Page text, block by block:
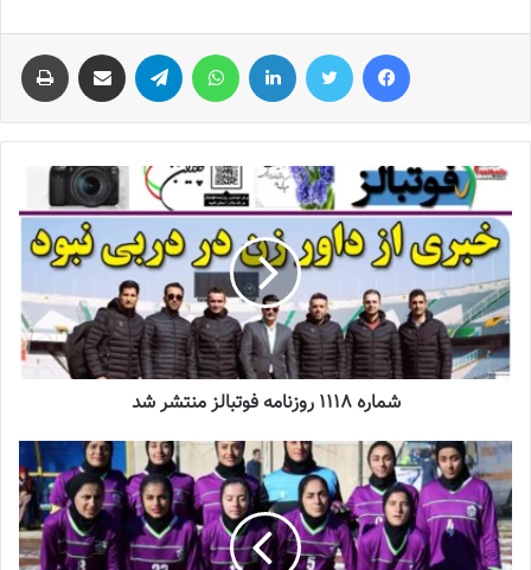
(شنبه) دومین روز رقابت‌ها بود و در اولین بازی، تیم‌های ملی ایران و
ویتنام رودرروی هم قرار گرفتند و با انگیزه‌های متفاوت به دنبال کسب
فرار از دومین باخت پیاپی در لحظات پایانی!
شاگردان فروزان سلیمانی برای جبران شکست غیرمنتظره روز گذشته در
سودای کسب پیروزی بودند و در طرف مقابل، ویتنامی‌ها برای برداشتن
گامی مهم در مسیر کسب عنوان قهرمانی به دنبال شکست دادن تیم
ملی ایران بودند تا هم تاریخ‌سازی کنند و هم دومین برد پیاپی خود را در
تورنمنت بین‌المللی چین جشن بگیرند. دو تیم از ساعت 12 به وقت تهران
کار خود را در مجموعه ورزشی المپیک لانژو آغاز کردند و در دقایق ابتدایی
بازی، خبری از خلق موقعیت جدی گلزنی نبود و دو تیم محتاطانه بازی
ویتنامی‌ها رفته‌رفته توانستند بازی را به‌دست بگیرند و کارهای ترکیبی
پرشماری انجام دادند که سرانجام در دقیقه 6 قفل دروازه ایران شکسته
شد. نکته جالب‌توجه اینکه برخلاف دیدار روز گذشته، امروز مهدیه
محمودی‌نیا به جای فرزانه توسلی در ترکیب اصلی حضور داشت و از
شماره 1118 روزنامه فوتبالز منتشر شد